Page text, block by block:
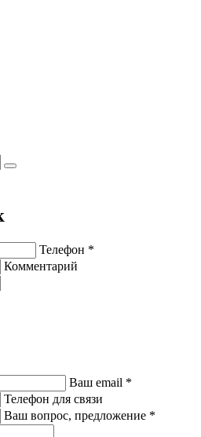
Телефон *
Комментарий
Ваш email *
Телефон для связи
Ваш вопрос, предложение *